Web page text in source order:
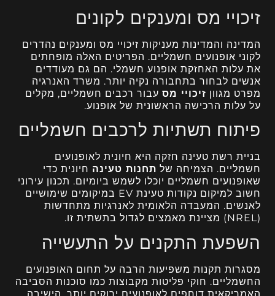
זיכויי מס ומענקים לקונים
המדינה והמדינות מעניקות זיכויי מס ומענקים נהדרים
לקוני אופנועים חשמליים. הפריטים האלה מופחתים
את עלות האחזקת אופנוע חשמלי. הם גם מעודדים
אנשים לבחור בתחבורה נקיה יותר. משרד האנרגיה
מפרט מגוון זיכויי מס עבור רכבים חשמליים, מקלים
על עלות הרכישה הראשונית של אופנוע.
פיתוח תשתיות לרכבים חשמליים
בניית רשת טעינה חזקה היא חיונית לאופנועים
חשמליים. הצמיחה של תחנות טעינה חיונית כדי
שאופנועים חשמליים יוכלו לשמש ביומיום. תכנון עירוני
חשוב למיקום נקודות טעינת EV במיקומים שימושיים
לאנשים. המעבדה הלאומית לאנרגיות מתחדשות
(NREL) מציינת מאמצים לגדול בתשתית זו.
השפעת התקנים על התעשייה
מסגרות תקנות משפיעות הרבה על תחום האופנועים
החשמליים. חוקי פליטות מקבוצות כמו סוכנות הסביבה